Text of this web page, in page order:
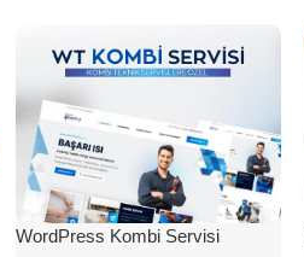
WordPress Kombi Servisi